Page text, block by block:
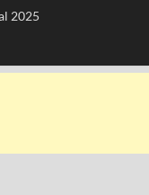
2025